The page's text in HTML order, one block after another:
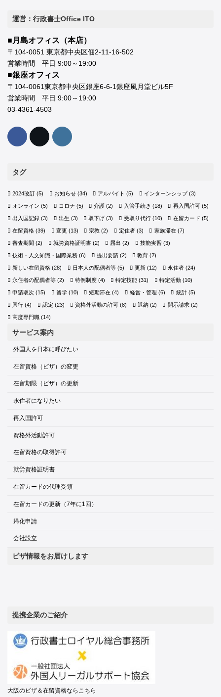
運営：行政書士Office ITO
■月島オフィス（本店）
〒104-0051 東京都中央区佃2-11-16-502
営業時間 平日 9:00～19:00
■銀座オフィス
〒104-0061東京都中央区銀座6-6-1銀座風月堂ビル5F
営業時間 平日 9:00～19:00
03-4361-4503
タグ
2024改訂 (5) お知らせ(34) アルバイト (5) インターンシップ(3)
オンライン (5) コロナ (5) 介護 (2) 入管手続き (18) 再入国許可(5)
出入国記録 (3) 出生 (3) 取下げ (3) 受取り代行(10) 在留カード (5)
在留資格 (39) 変更 (13) 宗教 (2) 定住者(3) 家族滞在(7)
審査期間 (2) 就労資格証明書(2) 届出 (2) 技能実習 (3)
技術・人文知識・国際業務 (6) 提出要請(2) 教育 (2)
新しい在留資格 (28) 日本人の配偶者等(5) 更新 (12) 永住者(24)
永住者の配偶者等 (2) 特例制度(4) 特定技能 (31) 特定活動(10)
申請取次 (15) 留学(10) 短期滞在 (4) 経営・管理 (6) 統計(5)
興行 (4) 認定 (23) 資格外活動の許可 (8) 返納(2) 開示請求(2)
高度専門職 (14)
サービス案内
外国人を日本に呼びたい
在留資格（ビザ）の変更
在留期限（ビザ）の更新
永住者になりたい
再入国許可
資格外活動許可
在留資格の取得許可
就労資格証明書
在留カードの代理受領
在留カードの更新（7年に1回）
帰化申請
会社設立
ビザ情報をお届けします
提携企業のご紹介
大阪のビザ＆在留資格ならこちら